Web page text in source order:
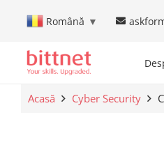
Română ▼
Acasă Cyber Security